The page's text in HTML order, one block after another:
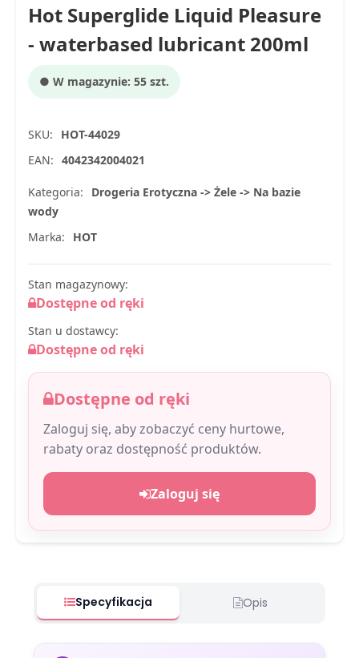
Hot Superglide Liquid Pleasure
- waterbased lubricant 200ml
● W magazynie: 55 szt.
SKU:
HOT-44029
EAN: 4042342004021
Kategoria:
Drogeria Erotyczna -> Żele -> Na bazie
wody
Marka:
HOT
Stan magazynowy:
Dostępne od ręki
Stan u dostawcy:
Dostępne od ręki
Dostępne od ręki
Zaloguj się, aby zobaczyć ceny hurtowe,
rabaty oraz dostępność produktów.
Zaloguj się
Specyfikacja Opis